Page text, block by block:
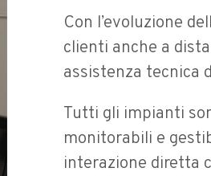
Con l’evoluzione
clienti anche a
assistenza tecnica
Tutti gli impianti
monitorabili e
interazione diretta